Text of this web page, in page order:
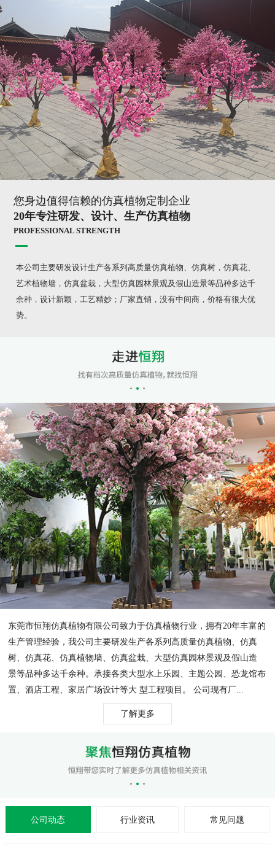
您身边值得信赖的仿真植物定制企业
20年专注研发、设计、生产仿真植物
PROFESSIONAL STRENGTH
本公司主要研发设计生产各系列高质量仿真植物、仿真树，仿真花、
艺术植物墙，仿真盆栽，大型仿真园林景观及假山造景等品种多达千
余种，设计新颖，工艺精妙；厂家直销，没有中间商，价格有很大优
势。
东莞市恒翔仿真植物有限公司致力于仿真植物行业，拥有20年丰富的
生产管理经验，我公司主要研发生产各系列高质量仿真植物、仿真
树、仿真花、仿真植物墙、仿真盆栽、大型仿真园林景观及假山造
景等品种多达千余种。承接各类大型水上乐园、主题公园、恐龙馆布
置、酒店工程、家居广场设计等大 型工程项目。 公司现有厂...
了解更多
公司动态 行业资讯 常见问题